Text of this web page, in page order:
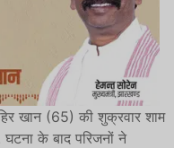
खान (65) की शुक्रवार शाम
के बाद परिजनों ने